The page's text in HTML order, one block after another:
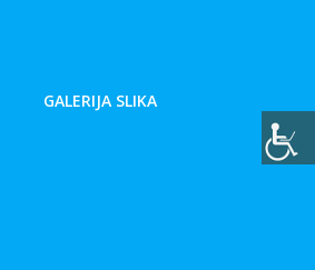
GALERIJA SLIKA